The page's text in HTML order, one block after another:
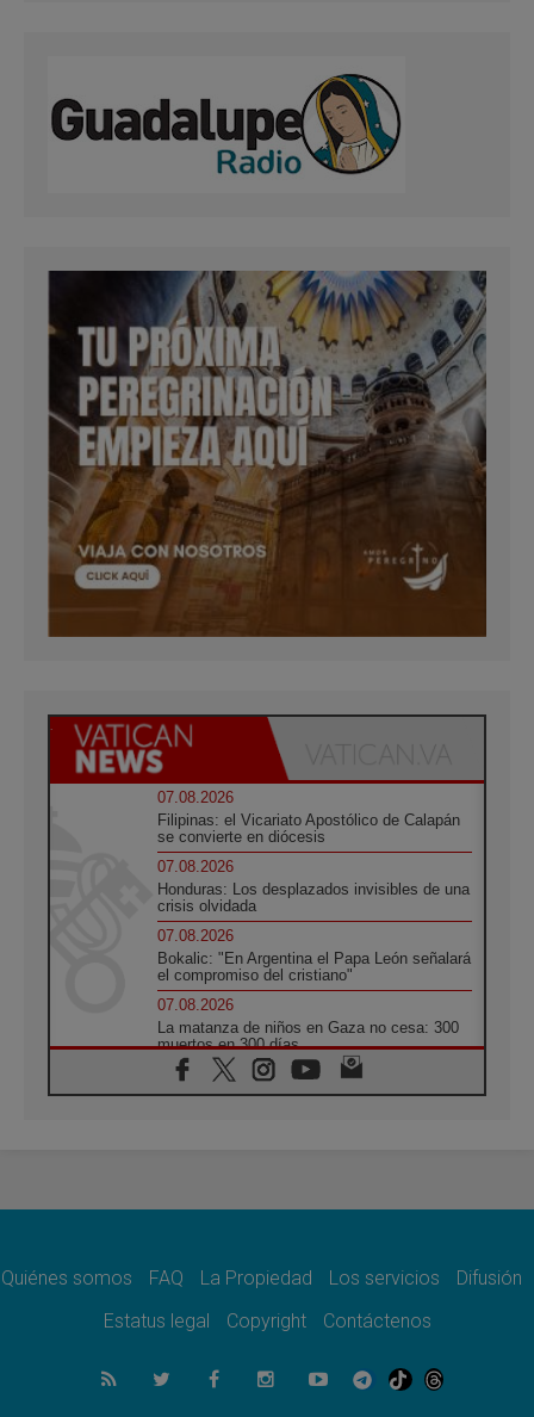
07.08.2026
Filipinas: el Vicariato Apostólico de Calapán
se convierte en diócesis
07.08.2026
Honduras: Los desplazados invisibles de una
crisis olvidada
07.08.2026
Bokalic: "En Argentina el Papa León señalará
el compromiso del cristiano"
07.08.2026
La matanza de niños en Gaza no cesa: 300
muertos en 300 días
07.08.2026
Tagle: La guerra desfigura el mundo, solo la
como misión al servicio del Evangelio
SIGNIS 2026, dar voz a las religiosas en el
espacio público
07.08.2026
Lanzan un proyecto de empoderamiento
Quiénes somos FAQ La Propiedad Los servicios
Difusión
Estatus legal
Copyright Contáctenos